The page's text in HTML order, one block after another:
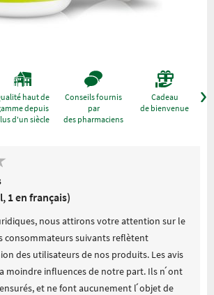
haut de
depuis
d'un siècle
Conseils fournis
par
des pharmaciens
Cadeau
de bienvenue
1 en français)
nous attirons votre attention sur le
consommateurs suivants reflètent
des utilisateurs de nos produits. Les avis
moindre influences de notre part. Ils n ́ont
et ne font aucunement l ́objet de